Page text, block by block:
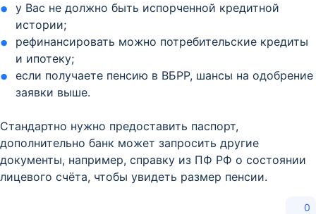
у Вас не должно быть испорченной кредитной
истории;
рефинансировать можно потребительские кредиты
и ипотеку;
если получаете пенсию в ВБРР, шансы на одобрение
заявки выше.
Стандартно нужно предоставить паспорт,
дополнительно банк может запросить другие
документы, например, справку из ПФ РФ о состоянии
лицевого счёта, чтобы увидеть размер пенсии.
0